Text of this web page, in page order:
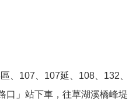
區、 107 107延、 108 132
口」站下車，往草湖溪橋峰堤